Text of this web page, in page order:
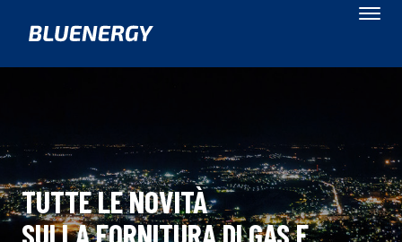
TUTTE LE NOVITÀ
SULLA FORNITURA DI GAS E